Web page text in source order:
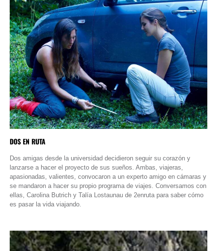
DOS EN RUTA
Dos amigas desde la universidad decidieron seguir su corazón y
lanzarse a hacer el proyecto de sus sueños. Ambas, viajeras,
apasionadas, valientes, convocaron a un experto amigo en cámaras y
se mandaron a hacer su propio programa de viajes. Conversamos con
ellas, Carolina Butrich y Talía Lostaunau de 2enruta para saber cómo
es pasar la vida viajando.